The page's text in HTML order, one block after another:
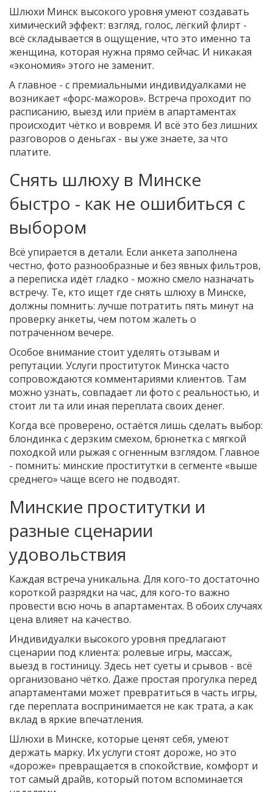
Шлюхи Минск высокого уровня умеют создавать
химический эффект: взгляд, голос, лёгкий флирт -
всё складывается в ощущение, что это именно та
женщина, которая нужна прямо сейчас. И никакая
«экономия» этого не заменит.
А главное - с премиальными индивидуалками не
возникает «форс-мажоров». Встреча проходит по
расписанию, выезд или приём в апартаментах
происходит чётко и вовремя. И всё это без лишних
разговоров о деньгах - вы уже знаете, за что
платите.
Снять шлюху в Минске
быстро - как не ошибиться с
выбором
Всё упирается в детали. Если анкета заполнена
честно, фото разнообразные и без явных фильтров,
а переписка идёт гладко - можно смело назначать
встречу. Те, кто ищет где снять шлюху в Минске,
должны помнить: лучше потратить пять минут на
проверку анкеты, чем потом жалеть о
потраченном вечере.
Особое внимание стоит уделять отзывам и
репутации. Услуги проституток Минска часто
сопровождаются комментариями клиентов. Там
можно узнать, совпадает ли фото с реальностью, и
стоит ли та или иная переплата своих денег.
Когда всё проверено, остаётся лишь сделать выбор:
блондинка с дерзким смехом, брюнетка с мягкой
походкой или рыжая с огненным взглядом. Главное
- помнить: минские проститутки в сегменте «выше
среднего» чаще всего не подводят.
Минские проститутки и
разные сценарии
удовольствия
Каждая встреча уникальна. Для кого-то достаточно
короткой разрядки на час, для кого-то важно
провести всю ночь в апартаментах. В обоих случаях
цена влияет на качество.
Индивидуалки высокого уровня предлагают
сценарии под клиента: ролевые игры, массаж,
выезд в гостиницу. Здесь нет суеты и срывов - всё
организовано чётко. Даже простая прогулка перед
апартаментами может превратиться в часть игры,
где переплата воспринимается не как трата, а как
вклад в яркие впечатления.
Шлюхи в Минске, которые ценят себя, умеют
держать марку. Их услуги стоят дороже, но это
«дороже» превращается в спокойствие, комфорт и
тот самый драйв, который потом вспоминается